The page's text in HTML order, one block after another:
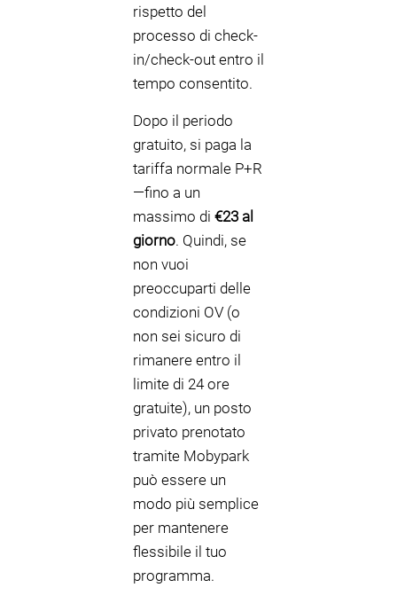
rispetto del
processo di check-
in/check-out entro il
tempo consentito.
Dopo il periodo
gratuito, si paga la
tariffa normale P+R
—fino a un
massimo di €23 al
giorno. Quindi, se
non vuoi
preoccuparti delle
condizioni OV (o
non sei sicuro di
rimanere entro il
limite di 24 ore
gratuite), un posto
privato prenotato
tramite Mobypark
può essere un
modo più semplice
per mantenere
flessibile il tuo
programma.